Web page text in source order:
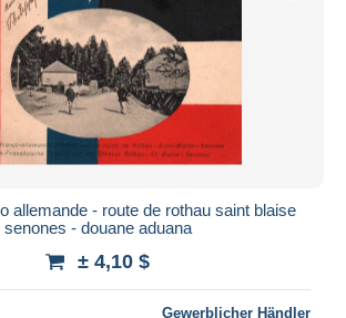
allemande - route de rothau saint blaise
senones - douane aduana
± 4,10 $
Gewerblicher Händler